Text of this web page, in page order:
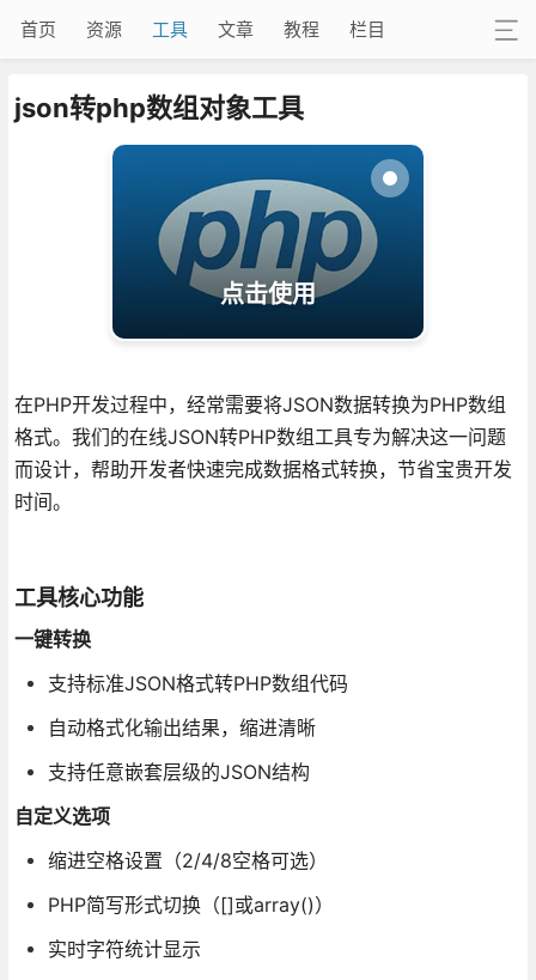
首页 资源 工具 文章 教程 栏目
json转php数组对象工具
点击使用
在PHP开发过程中，经常需要将JSON数据转换为PHP数组
格式。我们的在线JSON转PHP数组工具专为解决这一问题
而设计，帮助开发者快速完成数据格式转换，节省宝贵开发
时间。
工具核心功能
一键转换
支持标准JSON格式转PHP数组代码
自动格式化输出结果，缩进清晰
支持任意嵌套层级的JSON结构
自定义选项
缩进空格设置（2/4/8空格可选）
PHP简写形式切换（[]或array()）
实时字符统计显示